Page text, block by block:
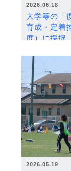
2026.06.18
大学等の「
育成・定着
度）に採択
2026.05.19